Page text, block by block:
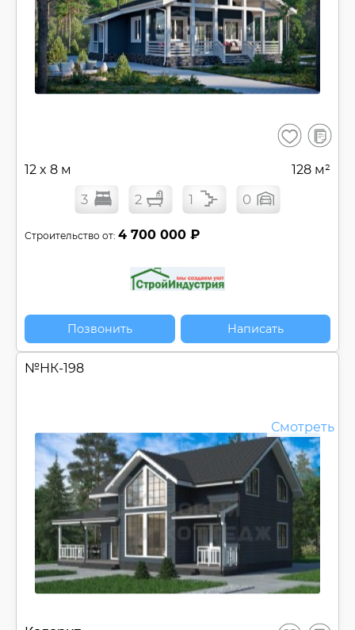
Сохранить
В
12 x 8 м 128 м²
3 2 1 0
Строительство от: 4 700 000 ₽
Позвонить Написать
№НК-198
Смотреть